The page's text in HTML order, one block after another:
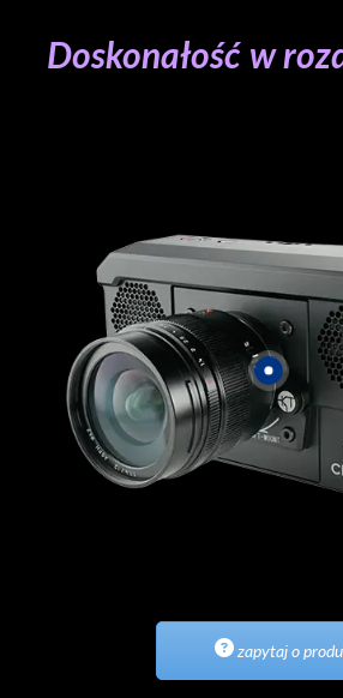
Doskonałość w
zapytaj o